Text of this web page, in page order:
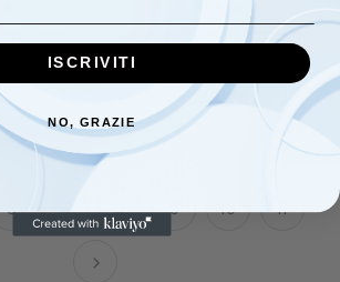
Coordinato da carrozzino:
€ 35,00
3 4 … 9 10 11
ISCRIVITI
NO, GRAZIE